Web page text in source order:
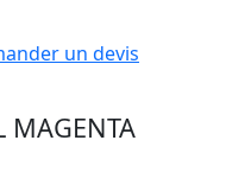
un devis
MAGENTA